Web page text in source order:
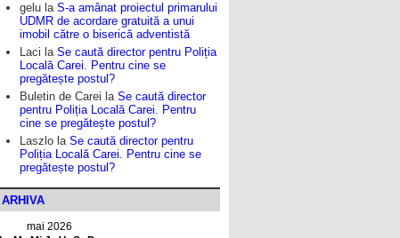
gelu la S-a amânat proiectul primarului
UDMR de acordare gratuită a unui
imobil către o biserică adventistă
Laci la Se caută director pentru Poliția
Locală Carei. Pentru cine se
pregătește postul?
Buletin de Carei la Se caută director
pentru Poliția Locală Carei. Pentru
cine se pregătește postul?
Laszlo la Se caută director pentru
Poliția Locală Carei. Pentru cine se
pregătește postul?
ARHIVA
mai 2026